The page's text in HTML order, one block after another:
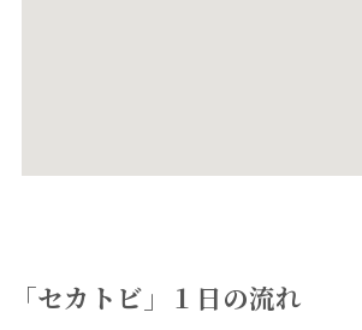
「セカトビ」１日の流れ